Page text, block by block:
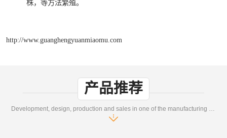
株，等方法繁殖。
http://www.guanghengyuanmiaomu.com
产品推荐
Development, design, production and sales in one of the manufacturing enterprises